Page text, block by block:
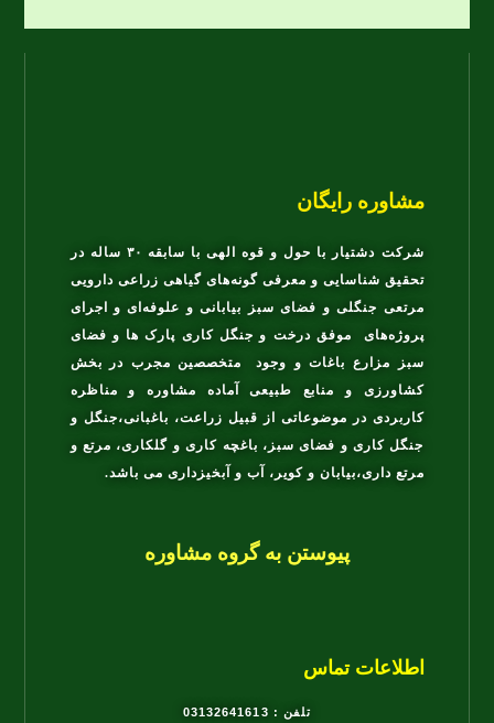
مشاوره رایگان
شرکت دشتیار با حول و قوه الهی با سابقه ۳۰ ساله در
تحقیق شناسایی و معرفی گونه‌های گیاهی زراعی دارویی
مرتعی جنگلی و فضای سبز بیابانی و علوفه‌ای و اجرای
پروژه‌های موفق درخت و جنگل کاری پارک ها و فضای
سبز مزارع باغات و وجود متخصصین مجرب در بخش
کشاورزی و منابع طبیعی آماده مشاوره و مناظره
کاربردی در موضوعاتی از قبیل زراعت، باغبانی،جنگل و
جنگل کاری و فضای سبز، باغچه کاری و گلکاری، مرتع و
مرتع داری،بیابان و کویر، آب و آبخیزداری می باشد.
پیوستن به گروه مشاوره
اطلاعات تماس
تلفن : 03132641613